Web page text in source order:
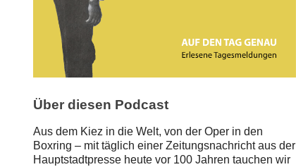
Über diesen Podcast
Aus dem Kiez in die Welt, von der Oper in den
Boxring – mit täglich einer Zeitungsnachricht aus der
Hauptstadtpresse heute vor 100 Jahren tauchen wir